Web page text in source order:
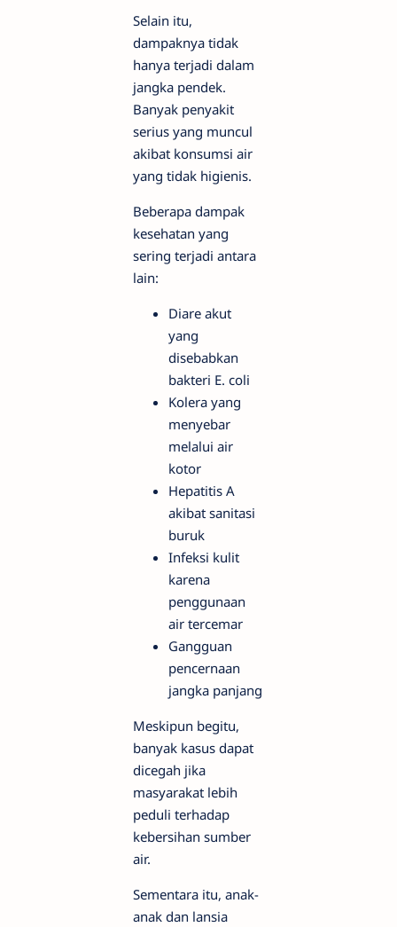
Selain itu,
dampaknya tidak
hanya terjadi dalam
jangka pendek.
Banyak penyakit
serius yang muncul
akibat konsumsi air
yang tidak higienis.
Beberapa dampak
kesehatan yang
sering terjadi antara
lain:
Diare akut
yang
disebabkan
bakteri E. coli
Kolera yang
menyebar
melalui air
kotor
Hepatitis A
akibat sanitasi
buruk
Infeksi kulit
karena
penggunaan
air tercemar
Gangguan
pencernaan
jangka panjang
Meskipun begitu,
banyak kasus dapat
dicegah jika
masyarakat lebih
peduli terhadap
kebersihan sumber
air.
Sementara itu, anak-
anak dan lansia